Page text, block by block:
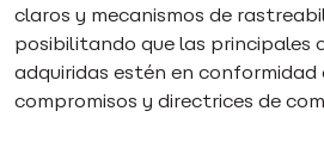
claros y mecanismos de
posibilitando que las principales
adquiridas estén en conformidad
compromisos y directrices de